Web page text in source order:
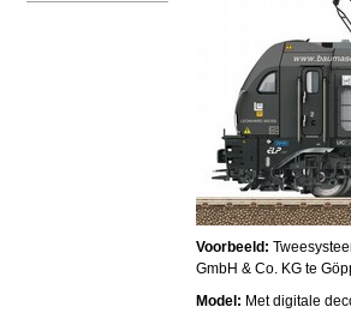
Voorbeeld:
GmbH & Co. KG te
Model: Met digitale